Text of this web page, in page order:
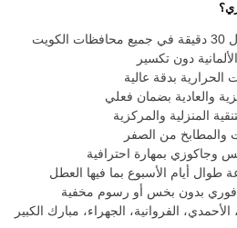
دون تكسير
بدقة عالية
والعادية بضمان فعلي
المنزلية والمركزية
والمطابخ من الصفر
بمهارة احترافية
فوري بدون بخس أو رسوم مخفية
الفروانية، الجهراء، مبارك الكبير